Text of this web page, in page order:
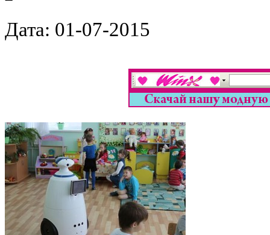
Дата: 01-07-2015